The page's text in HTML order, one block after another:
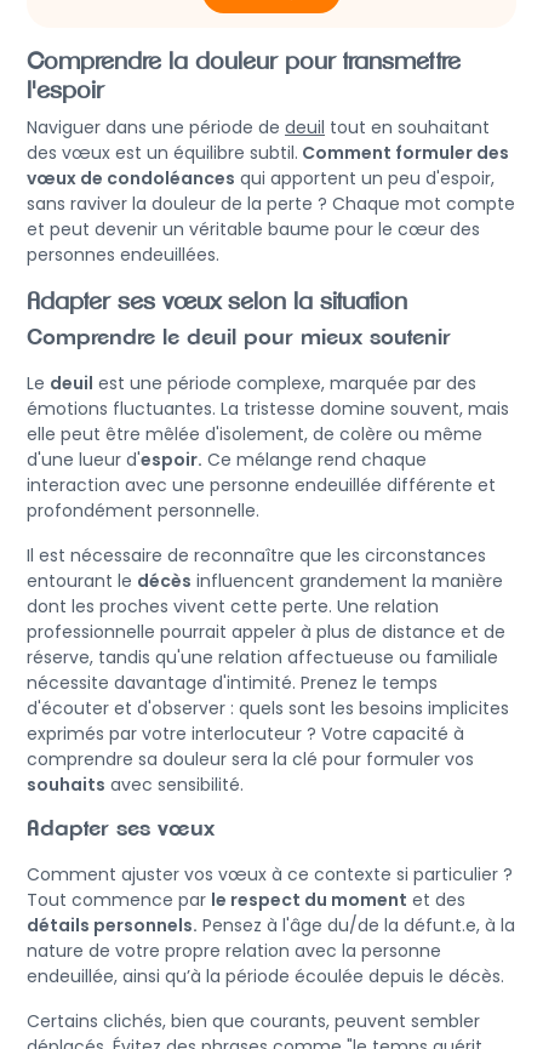
Comprendre la douleur pour transmettre
l'espoir
Naviguer dans une période de deuil tout en souhaitant
des vœux est un équilibre subtil. Comment formuler des
vœux de condoléances qui apportent un peu d'espoir,
sans raviver la douleur de la perte ? Chaque mot compte
et peut devenir un véritable baume pour le cœur des
personnes endeuillées.
Adapter ses vœux selon la situation
Comprendre le deuil pour mieux soutenir
Le deuil est une période complexe, marquée par des
émotions fluctuantes. La tristesse domine souvent, mais
elle peut être mêlée d'isolement, de colère ou même
d'une lueur d'espoir. Ce mélange rend chaque
interaction avec une personne endeuillée différente et
profondément personnelle.
Il est nécessaire de reconnaître que les circonstances
entourant le décès influencent grandement la manière
dont les proches vivent cette perte. Une relation
professionnelle pourrait appeler à plus de distance et de
réserve, tandis qu'une relation affectueuse ou familiale
nécessite davantage d'intimité. Prenez le temps
d'écouter et d'observer : quels sont les besoins implicites
exprimés par votre interlocuteur ? Votre capacité à
comprendre sa douleur sera la clé pour formuler vos
souhaits avec sensibilité.
Adapter ses vœux
Comment ajuster vos vœux à ce contexte si particulier ?
Tout commence par le respect du moment et des
détails personnels. Pensez à l'âge du/de la défunt.e, à la
nature de votre propre relation avec la personne
endeuillée, ainsi qu’à la période écoulée depuis le décès.
Certains clichés, bien que courants, peuvent sembler